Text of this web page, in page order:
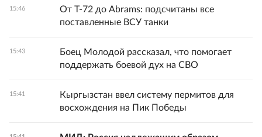
15:46
От Т-72 до Abrams: подсчитаны все
поставленные ВСУ танки
15:43
Боец Молодой рассказал, что помогает
поддержать боевой дух на СВО
15:41
Кыргызстан ввел систему пермитов для
восхождения на Пик Победы